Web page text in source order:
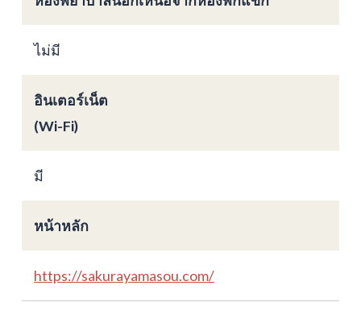
ไม่มี
อินเตอร์เน็ต
(Wi-Fi)
มี
หน้าหลัก
https://sakurayamasou.com/